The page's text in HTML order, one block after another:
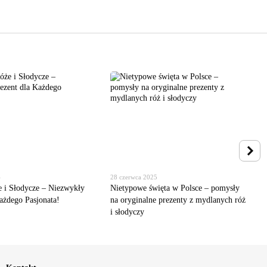
i Słodycze – Niezwykły
Pasjonata!
28 czerwca 2025
Nietypowe święta w Polsce – pomysły
na oryginalne prezenty z mydlanych róż
i słodyczy